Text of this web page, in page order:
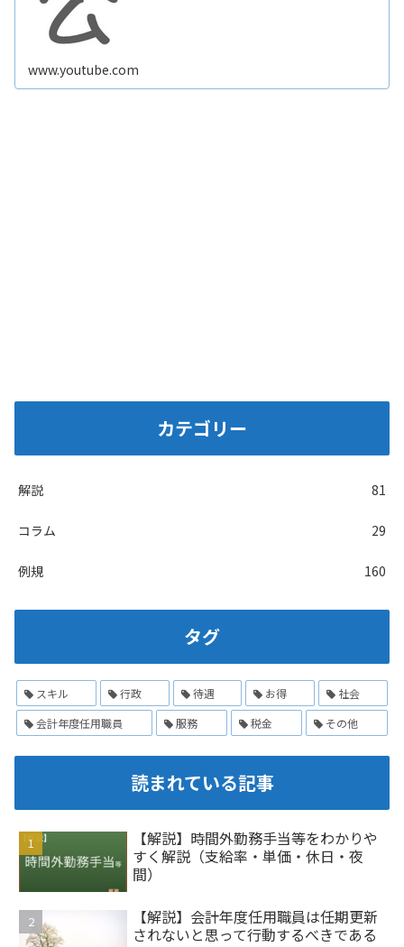
www.youtube.com
カテゴリー
解説 81
コラム 29
例規 160
タグ
スキル 行政 待遇 お得
社会
会計年度任用職員
服務 税金 その他
読まれている記事
【解説】時間外勤務手当等をわかりや
すく解説（支給率・単価・休日・夜
間）
【解説】会計年度任用職員は任期更新
されないと思って行動するべきである